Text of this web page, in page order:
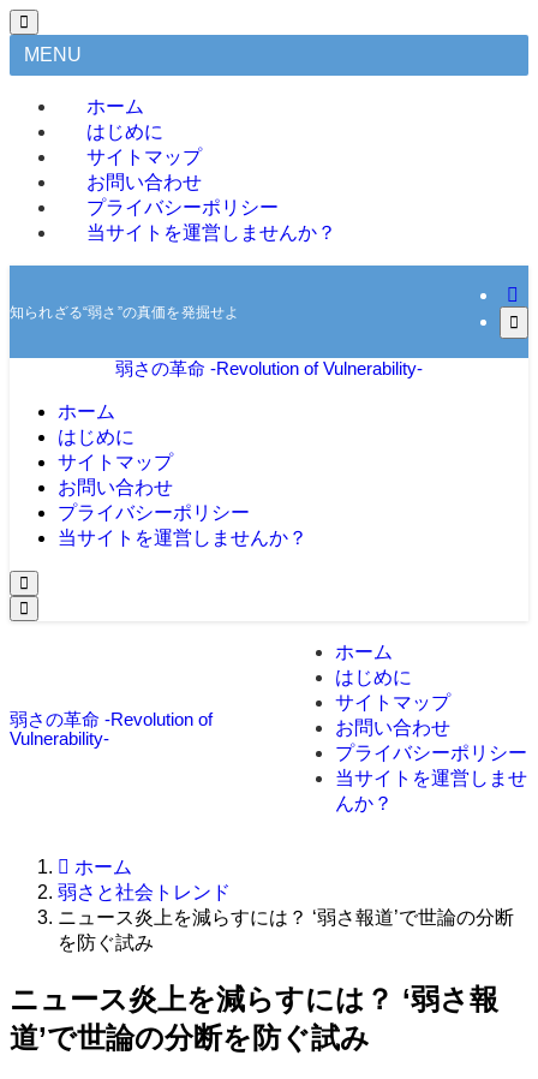
MENU
ホーム
はじめに
サイトマップ
お問い合わせ
プライバシーポリシー
当サイトを運営しませんか？
知られざる“弱さ”の真価を発掘せよ
弱さの革命 -Revolution of Vulnerability-
ホーム
はじめに
サイトマップ
お問い合わせ
プライバシーポリシー
当サイトを運営しませんか？
弱さの革命 -Revolution of
Vulnerability-
ホーム
はじめに
サイトマップ
お問い合わせ
プライバシーポリシー
当サイトを運営しませ
んか？
ホーム
弱さと社会トレンド
ニュース炎上を減らすには？ ‘弱さ報道’で世論の分断
を防ぐ試み
ニュース炎上を減らすには？ ‘弱さ報
道’で世論の分断を防ぐ試み